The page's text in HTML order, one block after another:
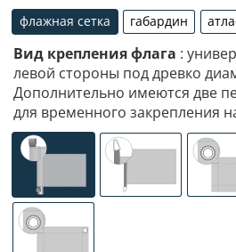
флажная сетка
флажная сетка
габардин
габардин
Вид крепления флага :
левой стороны под древко
Дополнительно имеются две
для временного закрепления